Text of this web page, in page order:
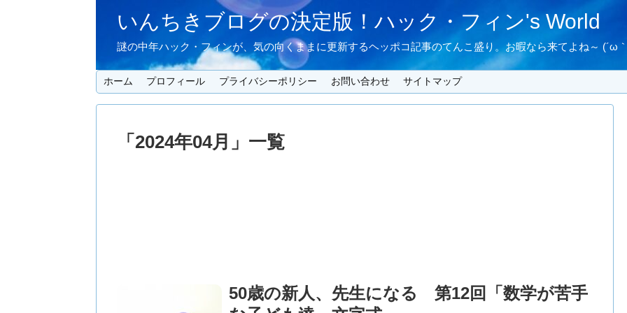
いんちきブログの決定版！ハック・フィン's World
謎の中年ハック・フィンが、気の向くままに更新するヘッポコ記事のてんこ盛り。お暇なら来てよね～ (´ω
ホーム プロフィール プライバシーポリシー お問い合わせ サイトマップ
「 2024年04月 」 一覧
50歳の新人、先生になる 第12回「数学が苦手